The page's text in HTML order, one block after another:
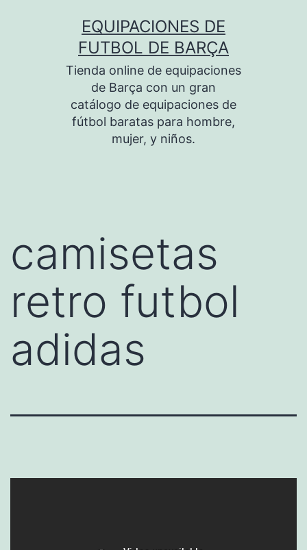
EQUIPACIONES DE
FUTBOL DE BARÇA
Tienda online de equipaciones
de Barça con un gran
catálogo de equipaciones de
fútbol baratas para hombre,
mujer, y niños.
camisetas
retro futbol
adidas